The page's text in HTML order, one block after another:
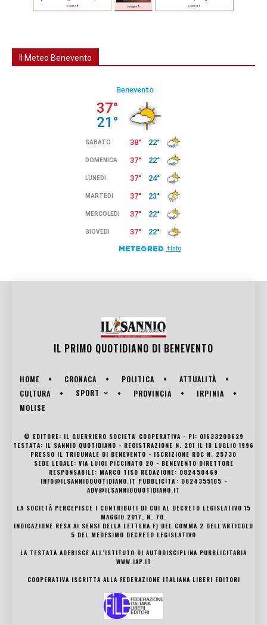
Il Meteo Benevento
IL PRIMO QUOTIDIANO DI BENEVENTO
HOME CRONACA POLITICA
ATTUALITÀ
CULTURA
SPORT PROVINCIA
IRPINIA
MOLISE
© EDITORE: IL GUERRIERO SOCIETA' COOPERATIVA - PI: 01633200629
TESTATA: IL SANNIO QUOTIDIANO - REGISTRAZIONE N. 201 IL 18 LUGLIO 1996
PRESSO IL TRIBUNALE DI BENEVENTO - ISCRIZIONE ROC N. 25730
SEDE LEGALE: VIA LUIGI PICCINATO 20 - BENEVENTO DIRETTORE
RESPONSABILE: MARCO TISO REDAZIONE: 082450469
INFO@ILSANNIOQUOTIDIANO.IT PUBBLICITA': 0824355185 -
ADV@ILSANNIOQUOTIDIANO.IT
LA SOCIETÀ PERCEPISCE I CONTRIBUTI DI CUI AL DECRETO LEGISLATIVO 15
MAGGIO 2017, N. 70.
INDICAZIONE RESA AI SENSI DELLA LETTERA F) DEL COMMA 2 DELL’ARTICOLO
5 DEL MEDESIMO DECRETO LEGISLATIVO
LA TESTATA ADERISCE ALL’ISTITUTO DI AUTODISCIPLINA PUBBLICITARIA
WWW.IAP.IT
COOPERATIVA ISCRITTA ALLA FEDERAZIONE ITALIANA LIBERI EDITORI